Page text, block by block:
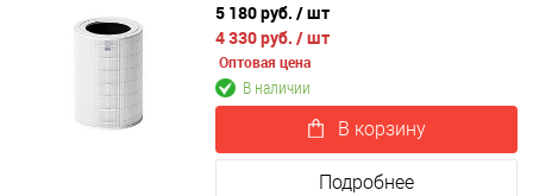
5 180 руб. / шт
4 330 руб. / шт
Оптовая цена
В наличии
В корзину
Подробнее